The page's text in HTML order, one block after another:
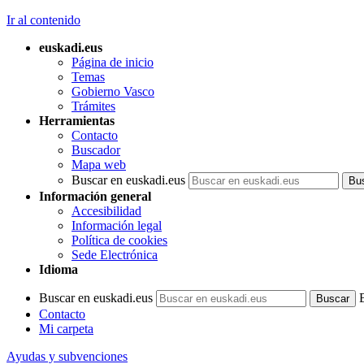
Ir al contenido
euskadi.eus
Página de inicio
Temas
Gobierno Vasco
Trámites
Herramientas
Contacto
Buscador
Mapa web
Buscar en euskadi.eus
Información general
Accesibilidad
Información legal
Política de cookies
Sede Electrónica
Idioma
Buscar en euskadi.eus
Contacto
Mi carpeta
Ayudas y subvenciones